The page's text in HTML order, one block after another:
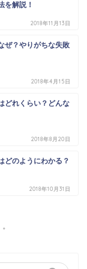
を解説！
2018年11月13日
ぜ？やりがちな失敗
2018年4月15日
どれくらい？どんな
2018年8月20日
どのようにわかる？
2018年10月31日